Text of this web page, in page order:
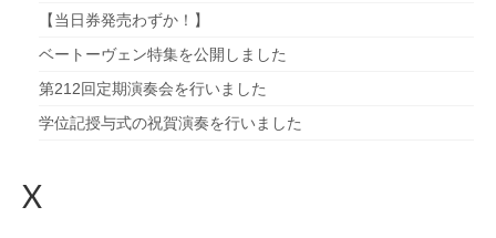
【当日券発売わずか！】
ベートーヴェン特集を公開しました
第212回定期演奏会を行いました
学位記授与式の祝賀演奏を行いました
X